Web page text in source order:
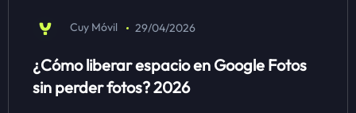
Cuy Móvil 29/04/2026
¿Cómo liberar espacio en Google Fotos
sin perder fotos? 2026